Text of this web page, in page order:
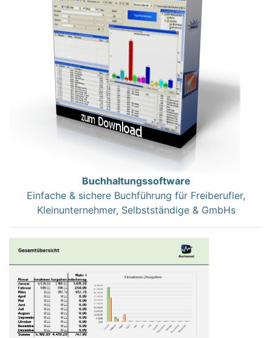
Buchhaltungssoftware
Einfache & sichere Buchführung für Freiberufler,
Kleinunternehmer, Selbstständige & GmbHs